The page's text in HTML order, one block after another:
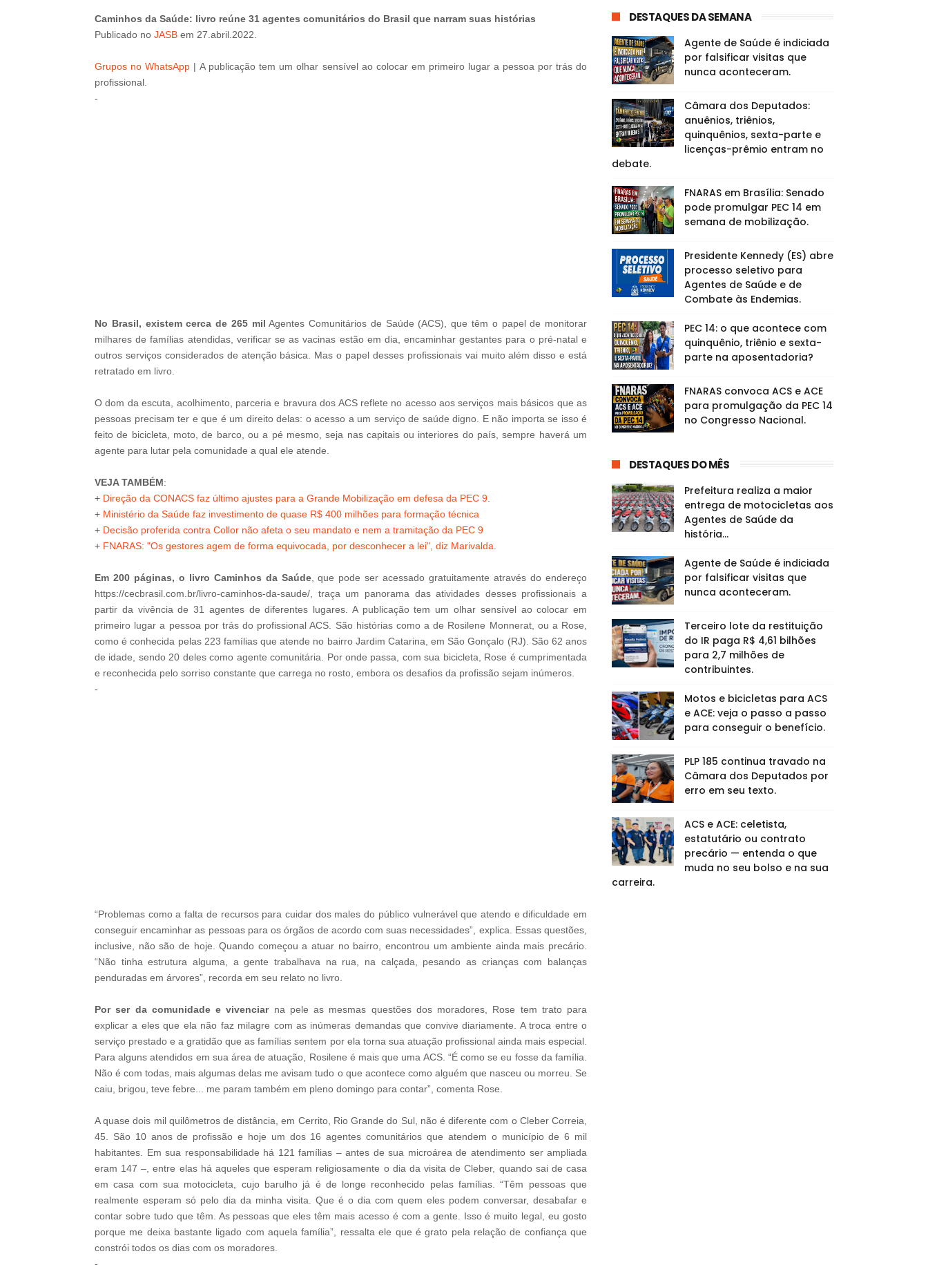
Caminhos da Saúde: livro reúne 31 agentes comunitários do Brasil que narram suas histórias
Publicado no JASB em 27 .abril .2022.
Grupos no WhatsApp |A publicação tem um olhar sensível ao colocar em primeiro lugar a pessoa por trás do
profissional.
-
No Brasil, existem cerca de 265 mil Agentes Comunitários de Saúde (ACS), que têm o papel de monitorar
milhares de famílias atendidas, verificar se as vacinas estão em dia, encaminhar gestantes para o pré-natal e
outros serviços considerados de atenção básica. Mas o papel desses profissionais vai muito além disso e está
retratado em livro.
O dom da escuta, acolhimento, parceria e bravura dos ACS reflete no acesso aos serviços mais básicos que as
pessoas precisam ter e que é um direito delas: o acesso a um serviço de saúde digno. E não importa se isso é
feito de bicicleta, moto, de barco, ou a pé mesmo, seja nas capitais ou interiores do país, sempre haverá um
agente para lutar pela comunidade a qual ele atende.
VEJA TAMBÉM:
+ Direção da CONACS faz último ajustes para a Grande Mobilização em defesa da PEC 9
+ Ministério da Saúde faz investimento de quase R$ 400 milhões para formação técnica
+ Decisão proferida contra Collor não afeta o seu mandato e nem a tramitação da PEC 9
+ FNARAS: "Os gestores agem de forma equivocada, por desconhecer a lei", diz Marivalda
Em 200 páginas, o livro Caminhos da Saúde, que pode ser acessado gratuitamente através do endereço
https://cecbrasil.com.br/livro-caminhos-da-saude/, traça um panorama das atividades desses profissionais a
partir da vivência de 31 agentes de diferentes lugares. A publicação tem um olhar sensível ao colocar em
primeiro lugar a pessoa por trás do profissional ACS. São histórias como a de Rosilene Monnerat, ou a Rose,
como é conhecida pelas 223 famílias que atende no bairro Jardim Catarina, em São Gonçalo (RJ). São 62 anos
de idade, sendo 20 deles como agente comunitária. Por onde passa, com sua bicicleta, Rose é cumprimentada
e reconhecida pelo sorriso constante que carrega no rosto, embora os desafios da profissão sejam inúmeros.
-
“Problemas como a falta de recursos para cuidar dos males do público vulnerável que atendo e dificuldade em
conseguir encaminhar as pessoas para os órgãos de acordo com suas necessidades”, explica. Essas questões,
inclusive, não são de hoje. Quando começou a atuar no bairro, encontrou um ambiente ainda mais precário.
“Não tinha estrutura alguma, a gente trabalhava na rua, na calçada, pesando as crianças com balanças
penduradas em árvores”, recorda em seu relato no livro.
Por ser da comunidade e vivenciar na pele as mesmas questões dos moradores, Rose tem trato para
explicar a eles que ela não faz milagre com as inúmeras demandas que convive diariamente. A troca entre o
serviço prestado e a gratidão que as famílias sentem por ela torna sua atuação profissional ainda mais especial.
Para alguns atendidos em sua área de atuação, Rosilene é mais que uma ACS. “É como se eu fosse da família.
Não é com todas, mais algumas delas me avisam tudo o que acontece como alguém que nasceu ou morreu. Se
caiu, brigou, teve febre... me param também em pleno domingo para contar”, comenta Rose.
A quase dois mil quilômetros de distância, em Cerrito, Rio Grande do Sul, não é diferente com o Cleber Correia,
45. São 10 anos de profissão e hoje um dos 16 agentes comunitários que atendem o município de 6 mil
habitantes. Em sua responsabilidade há 121 famílias – antes de sua microárea de atendimento ser ampliada
eram 147 –, entre elas há aqueles que esperam religiosamente o dia da visita de Cleber, quando sai de casa
em casa com sua motocicleta, cujo barulho já é de longe reconhecido pelas famílias. “Têm pessoas que
realmente esperam só pelo dia da minha visita. Que é o dia com quem eles podem conversar, desabafar e
contar sobre tudo que têm. As pessoas que eles têm mais acesso é com a gente. Isso é muito legal, eu gosto
porque me deixa bastante ligado com aquela família”, ressalta ele que é grato pela relação de confiança que
constrói todos os dias com os moradores.
DESTAQUES DA SEMANA
Agente de Saúde é indiciada
por falsificar visitas que
nunca aconteceram.
Câmara dos Deputados:
anuênios, triênios,
quinquênios, sexta-parte e
licenças-prêmio entram no
debate.
FNARAS em Brasília: Senado
pode promulgar PEC 14 em
semana de mobilização.
Presidente Kennedy (ES) abre
processo seletivo para
Agentes de Saúde e de
Combate às Endemias.
PEC 14: o que acontece com
quinquênio, triênio e sexta-
parte na aposentadoria?
FNARAS convoca ACS e ACE
para promulgação da PEC 14
no Congresso Nacional.
DESTAQUES DO MÊS
Prefeitura realiza a maior
entrega de motocicletas aos
Agentes de Saúde da
história...
Agente de Saúde é indiciada
por falsificar visitas que
nunca aconteceram.
Terceiro lote da restituição
do IR paga R$ 4,61 bilhões
para 2,7 milhões de
contribuintes.
Motos e bicicletas para ACS
e ACE: veja o passo a passo
para conseguir o benefício.
PLP 185 continua travado na
Câmara dos Deputados por
erro em seu texto.
ACS e ACE: celetista,
estatutário ou contrato
precário — entenda o que
muda no seu bolso e na sua
carreira.